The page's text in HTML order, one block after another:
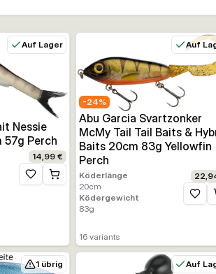
Auf Lager
Nessie
57g Perch
14,99 €
Zur Wunschliste hinzufügen
-24%
Auf
Abu Garcia Svartzonker
McMy Tail Tail Baits &
Baits 20cm 83g Yellowfin
Perch
Köderlänge
20cm
Ködergewicht
83g
Zur
16 variants
1 übrig Auf